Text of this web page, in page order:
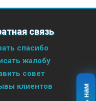
связь
спасибо
жалобу
совет
клиентов